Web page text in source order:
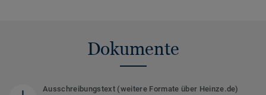
Dokumente
Ausschreibungstext (weitere Formate über Heinze.de)